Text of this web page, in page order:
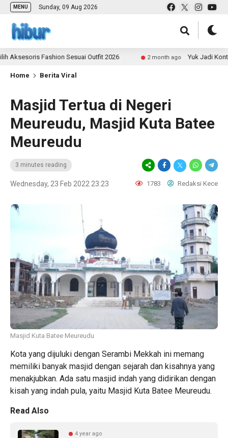
MENU Sunday, 09 Aug 2026
Fashion Sesuai Outfit 2026 2 month ago Yuk Jadi Kontributor
Home Berita Viral
Masjid Tertua di Negeri
Meureudu, Masjid Kuta Batee
Meureudu
3 minutes reading
Wednesday, 23 Feb 2022 23:23 1783 Redaksi Kece
Masjid Kuta Batee Meureudu
Kota yang dijuluki dengan Serambi Mekkah ini memang
memiliki banyak masjid dengan sejarah dan kisahnya yang
menakjubkan. Ada satu masjid indah yang didirikan dengan
kisah yang indah pula, yaitu Masjid Kuta Batee Meureudu.
Read Also
4 year ago